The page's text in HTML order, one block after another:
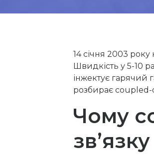
14 січня 2003
Швидкість у 5-10
інжектує гарячий
розбирає coupled-
Чому
зв’язку